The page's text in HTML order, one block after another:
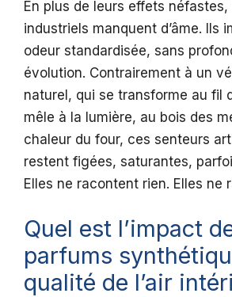
En plus de leurs effets
industriels manquent d’âme. Ils
odeur standardisée, sans
évolution. Contrairement à un
naturel, qui se transforme au fil
mêle à la lumière, au bois des
chaleur du four, ces senteurs
restent figées, saturantes,
Elles ne racontent rien. Elles ne
Quel est l’impact
parfums
qualité de l’air